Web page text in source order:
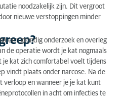
noodzakelijk zijn. Dit vergroot
nieuwe verstoppingen minder
een grondig onderzoek en overleg
de operatie wordt je kat nogmaals
je kat zich comfortabel voelt tijdens
vindt plaats onder narcose. Na de
verloop en wanneer je je kat kunt
in acht om infecties te